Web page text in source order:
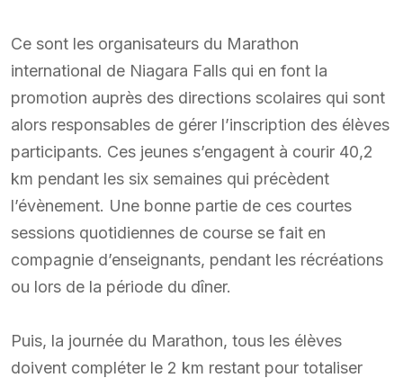
Ce sont les organisateurs du Marathon
international de Niagara Falls qui en font la
promotion auprès des directions scolaires qui sont
alors responsables de gérer l’inscription des élèves
participants. Ces jeunes s’engagent à courir 40,2
km pendant les six semaines qui précèdent
l’évènement. Une bonne partie de ces courtes
sessions quotidiennes de course se fait en
compagnie d’enseignants, pendant les récréations
ou lors de la période du dîner.
Puis, la journée du Marathon, tous les élèves
doivent compléter le 2 km restant pour totaliser